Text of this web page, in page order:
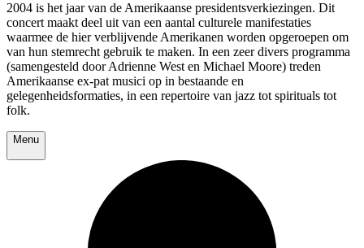
2004 is het jaar van de Amerikaanse presidentsverkiezingen. Dit
concert maakt deel uit van een aantal culturele manifestaties
waarmee de hier verblijvende Amerikanen worden opgeroepen om
van hun stemrecht gebruik te maken. In een zeer divers programma
(samengesteld door Adrienne West en Michael Moore) treden
Amerikaanse ex-pat musici op in bestaande en
gelegenheidsformaties, in een repertoire van jazz tot spirituals tot
folk.
Menu